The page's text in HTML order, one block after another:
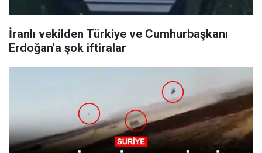
İranlı vekilden Türkiye ve Cumhurbaşkanı
Erdoğan'a şok iftiralar